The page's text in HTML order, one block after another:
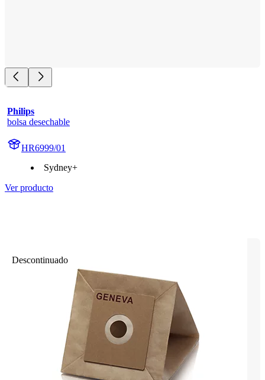
Philips
bolsa desechable
HR6999/01
Sydney+
Ver producto
Descontinuado